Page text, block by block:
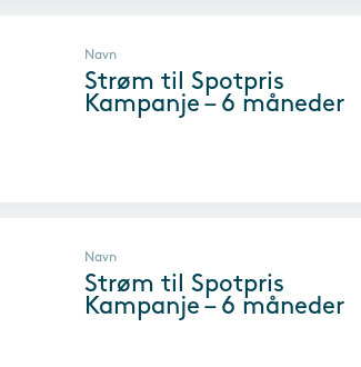
Navn
Strøm til Spotpris
Kampanje – 6 måneder
Navn
Strøm til Spotpris
Kampanje – 6 måneder